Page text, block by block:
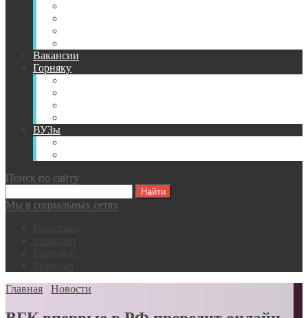
Вакансии
Горняку
ВУЗы
Поиск по сайту
Мы в социальных сетях
Главная
Новости